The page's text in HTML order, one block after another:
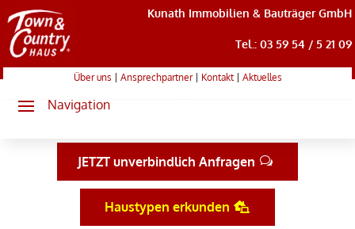
Kunath Immobilien & Bauträger GmbH
Tel.: 03 59 54 / 5 21 09
Über uns Ansprechpartner| Kontakt| Aktuelles
JETZT unverbindlich Anfragen
Haustypen erkunden